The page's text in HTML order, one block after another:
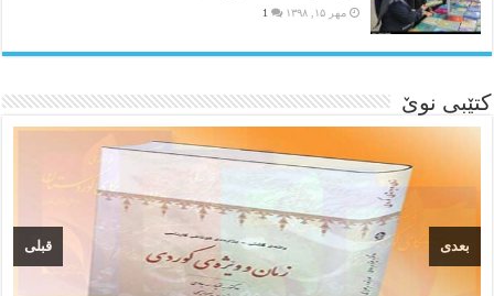
مهر ۱۵, ۱۳۹۸ 1
کتێبی نوێ
قبلی بعدی